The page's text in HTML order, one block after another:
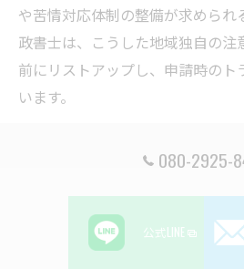
や苦情対応体制の整備が求められ
政書士は、こうした地域独自の
前にリストアップし、申請時の
います。
けでなく、開業後の改善指導や最
チェックを徹底することが、安心
の第一歩となります。
080-2925-
公式LINE